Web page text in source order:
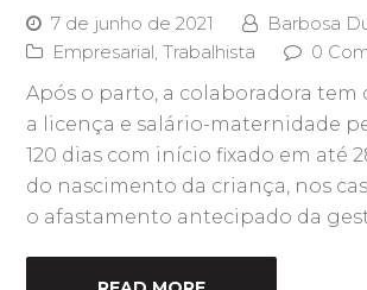
7 de junho de 2021
Barbosa
Empresarial,Trabalhista 0
Após o parto, a colaboradora tem
a licença e salário-maternidade
120 dias com início fixado em até
do nascimento da criança, nos
o afastamento antecipado da